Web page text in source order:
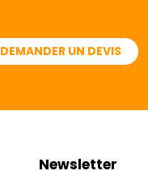
DEMANDER UN DEVIS
Newsletter